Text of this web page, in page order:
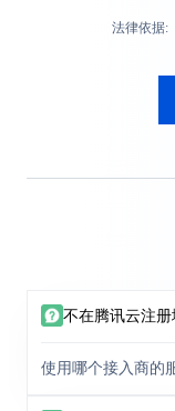
法律依据:
不在腾讯云注
使用哪个接入商的